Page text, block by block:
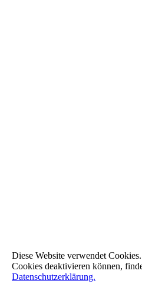
Diese Website verwendet
Cookies deaktivieren können,
Datenschutzerklärung.